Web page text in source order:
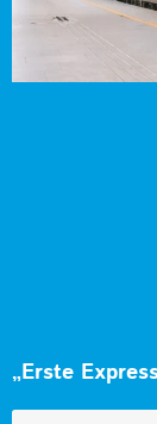
„Erste